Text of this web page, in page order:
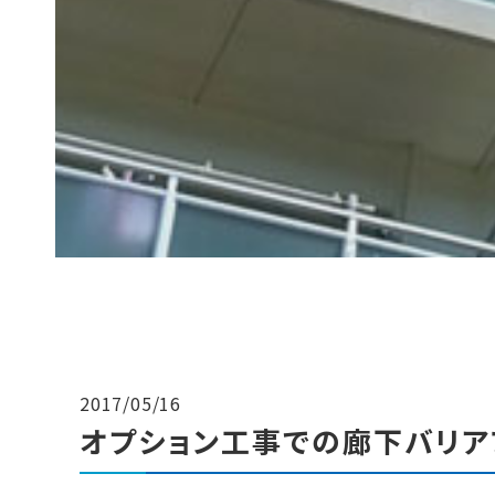
2017/05/16
オプション工事での廊下バリ